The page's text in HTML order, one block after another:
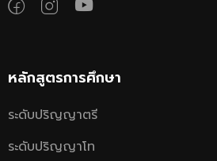
หลักสูตรการศึกษา
ระดับปริญญาตรี
ระดับปริญญาโท